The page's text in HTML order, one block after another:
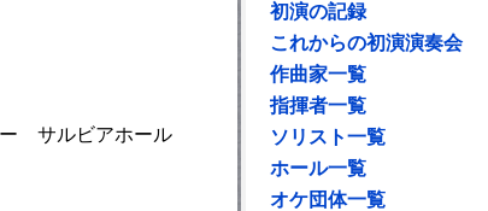
サルビアホール
初演の記録
これからの初演演奏会
作曲家一覧
指揮者一覧
ソリスト一覧
ホール一覧
オケ団体一覧